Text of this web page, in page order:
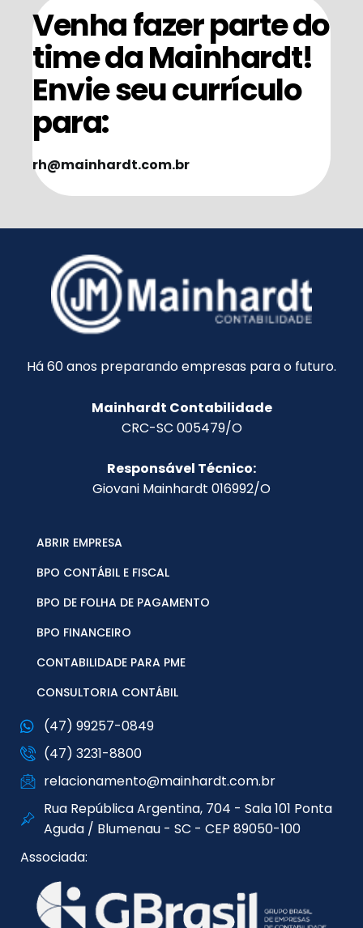
Venha fazer parte do
time da Mainhardt!
Envie seu currículo
para:
rh@mainhardt.com.br
Há 60 anos preparando empresas para o futuro.
Mainhardt Contabilidade
CRC-SC 005479/O
Responsável Técnico:
Giovani Mainhardt 016992/O
ABRIR EMPRESA
BPO CONTÁBIL E FISCAL
BPO DE FOLHA DE PAGAMENTO
BPO FINANCEIRO
CONTABILIDADE PARA PME
CONSULTORIA CONTÁBIL
(47) 99257-0849
(47) 3231-8800
relacionamento@mainhardt.com.br
Rua República Argentina, 704 - Sala 101 Ponta
Aguda / Blumenau - SC - CEP 89050-100
Associada: